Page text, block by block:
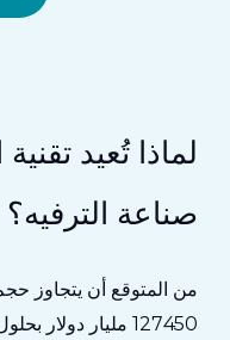
لماذا تُعيد
صناعة الترفيه؟
من المتوقع أن يتجاوز
127450 مليار دولار بحلول عام 2032 (